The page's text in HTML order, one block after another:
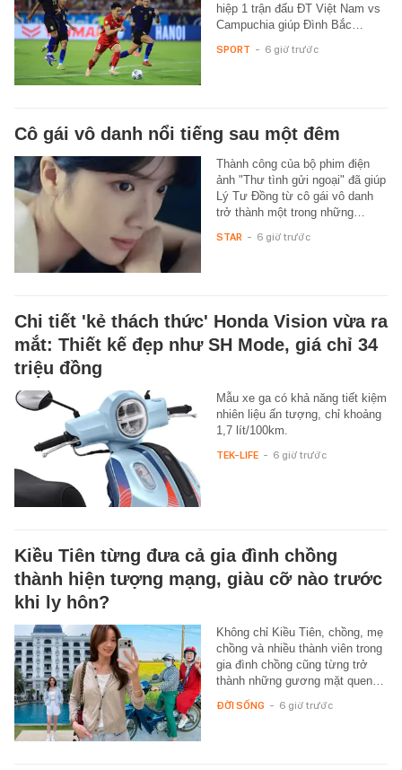
hiệp 1 trận đấu ĐT Việt Nam vs
Campuchia giúp Đình Bắc…
SPORT - 6 giờ trước
Cô gái vô danh nổi tiếng sau một đêm
Thành công của bộ phim điện
ảnh "Thư tình gửi ngoại" đã giúp
Lý Tư Đồng từ cô gái vô danh
trở thành một trong những…
STAR - 6 giờ trước
Chi tiết 'kẻ thách thức' Honda Vision vừa ra
mắt: Thiết kế đẹp như SH Mode, giá chỉ 34
triệu đồng
Mẫu xe ga có khả năng tiết kiệm
nhiên liệu ấn tượng, chỉ khoảng
1,7 lít/100km.
TEK-LIFE - 6 giờ trước
Kiều Tiên từng đưa cả gia đình chồng
thành hiện tượng mạng, giàu cỡ nào trước
khi ly hôn?
Không chỉ Kiều Tiên, chồng, mẹ
chồng và nhiều thành viên trong
gia đình chồng cũng từng trở
thành những gương mặt quen…
ĐỜI SỐNG - 6 giờ trước